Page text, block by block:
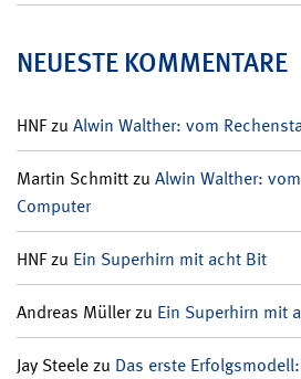
NEUESTE KOMMENTARE
HNFzu Alwin Walther: vom
Martin Schmittzu Alwin Walther:
Computer
HNFzu Ein Superhirn mit acht Bit
Andreas Müllerzu Ein Superhirn mit
Jay Steelezu Das erste